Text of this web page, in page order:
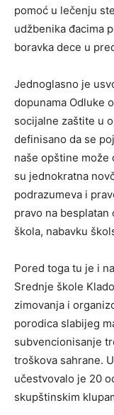
pomoć u lečenju
udžbenika đacima
boravka dece u
Jednoglasno je
dopunama Odluke
socijalne zaštite u
definisano da se
naše opštine može
su jednokratna
podrazumeva i
pravo na
škola, nabavku
Pored toga tu je i
Srednje škole
zimovanja i
porodica slabijeg
subvencionisanje
troškova sahrane.
učestvovalo je 20
skupštinskim